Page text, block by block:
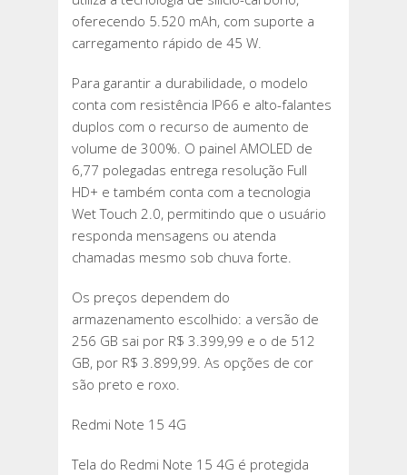
oferecendo 5.520 mAh, com suporte a
carregamento rápido de 45 W.
Para garantir a durabilidade, o modelo
conta com resistência IP66 e alto-falantes
duplos com o recurso de aumento de
volume de 300%. O painel AMOLED de
6,77 polegadas entrega resolução Full
HD+ e também conta com a tecnologia
Wet Touch 2.0, permitindo que o usuário
responda mensagens ou atenda
chamadas mesmo sob chuva forte.
Os preços dependem do
armazenamento escolhido: a versão de
256 GB sai por R$ 3.399,99 e o de 512
GB, por R$ 3.899,99. As opções de cor
são preto e roxo.
Redmi Note 15 4G
Tela do Redmi Note 15 4G é protegida